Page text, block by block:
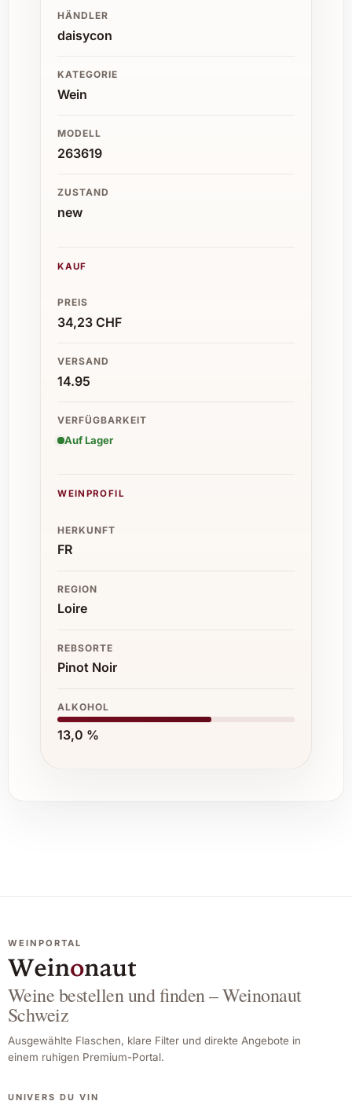
HÄNDLER
daisycon
KATEGORIE
Wein
MODELL
263619
ZUSTAND
new
KAUF
PREIS
34,23 CHF
VERSAND
14.95
VERFÜGBARKEIT
Auf Lager
WEINPROFIL
HERKUNFT
FR
REGION
Loire
REBSORTE
Pinot Noir
ALKOHOL
13,0 %
WEINPORTAL
Weine bestellen und finden – Weinonaut
Schweiz
Ausgewählte Flaschen, klare Filter und direkte Angebote in
einem ruhigen Premium-Portal.
UNIVERS DU VIN